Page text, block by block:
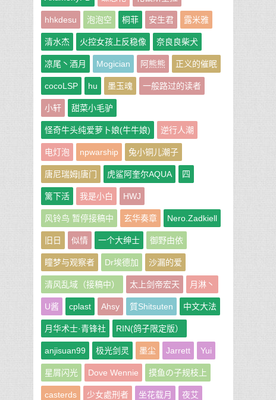
hhkdesu 泡泡空 桐菲 安生君 露米雅
清水杰 火控女孩上反稳像 奈良良柴犬
凉尾丶酒月 Mogician 阿熊熊 正义的催眠
cocoLSP hu 墨玉魂 一般路过的读者
小轩 甜菜小毛驴
怪奇牛头纯爱萝卜娘(牛牛娘) 逆行人潮
电灯泡 npwarship 兔小铜儿潮子
唐尼瑞姆|唐门 虎鲨阿奎尔AQUA 四
篱下活 我是小白 HWJ
风铃鸟 暂停接稿中 玄华奏章 Nero.Zadkiell
旧日 似情 一个大绅士 御野由依
瞳梦与观察者 Dr埃德加 沙漏的爱
清风乱域（接稿中） 太上剑帝宏天 月淋丶
U酱 cplast Ahsy 質Shitsuten 中文大法
月华术士·青锋社 RIN(鸽子限定版）
anjisuan99 极光剑灵 墨尘 Jarrett Yui
星屑闪光 Dove Wennie 摸鱼の子规枝上
casterds 少女處刑者 坐花载月 夜艾